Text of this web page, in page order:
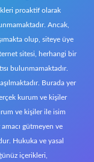
proaktif olarak
Ancak,
olup, siteye üye
sitesi, herhangi bir
bulunmamaktadır.
Burada yer
kurum ve kişiler
ve kişiler ile isim
gütmeyen ve
Hukuka ve yasal
içerikleri,